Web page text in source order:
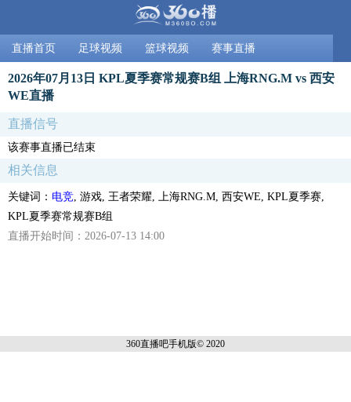
直播首页 足球视频 篮球视频 赛事直播
2026年07月13日 KPL夏季赛常规赛B组 上海RNG.M vs 西安
WE直播
直播信号
该赛事直播已结束
相关信息
关键词： 电竞 , 游戏, 王者荣耀, 上海RNG.M, 西安WE, KPL夏季赛,
KPL夏季赛常规赛B组
直播开始时间：2026-07-13 14:00
360直播吧手机版© 2020